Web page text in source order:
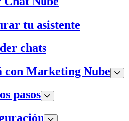
tu asistente
chats
con Marketing Nube
pasos